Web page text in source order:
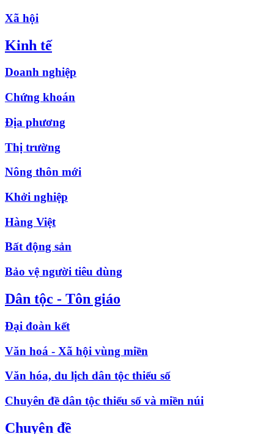
Xã hội
Kinh tế
Doanh nghiệp
Chứng khoán
Địa phương
Thị trường
Nông thôn mới
Khởi nghiệp
Hàng Việt
Bất động sản
Bảo vệ người tiêu dùng
Dân tộc - Tôn giáo
Đại đoàn kết
Văn hoá - Xã hội vùng miền
Văn hóa, du lịch dân tộc thiểu số
Chuyên đề dân tộc thiểu số và miền núi
Chuyên đề